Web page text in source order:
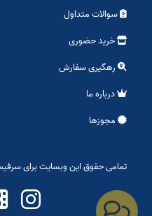
سوالات متداول
خرید حضوری
رهگیری سفارش
درباره ما
مجوزها
تمامی حقوق این وبسایت برای